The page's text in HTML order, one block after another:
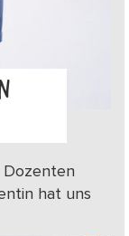
Dozenten
hat uns